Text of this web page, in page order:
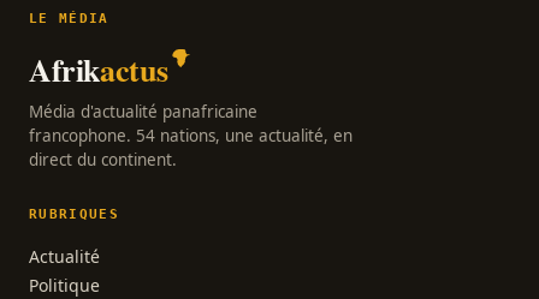
LE MÉDIA
Afrikactus
Média d'actualité panafricaine
francophone. 54 nations, une actualité, en
direct du continent.
RUBRIQUES
Actualité
Politique